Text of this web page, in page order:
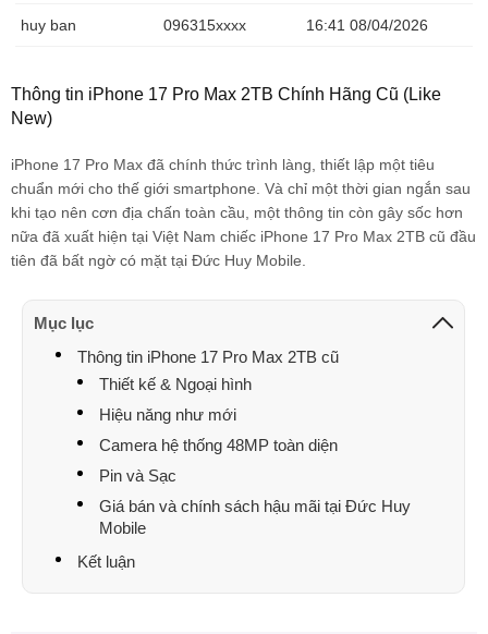
huy ban 096315xxxx 16:41 08/04/2026
Ma Văn Chính
Anh Huy 033997xxxx 15:27 08/04/2026
tân 037267xxxx 13:14 08/04/2026
Đức Anh
Nguyễn thị kim
093364xxxx 11:16 08/04/2026
039261xxxx
Ngọc Tuyền 039261xxxx
Ngọc Tuyền 039261xxxx 10:53 08/04/2026
Ngọc Tuyền
Thông tin iPhone 17 Pro Max 2TB Chính Hãng Cũ (Like
New)
iPhone 17 Pro Max đã chính thức trình làng, thiết lập một tiêu
chuẩn mới cho thế giới smartphone. Và chỉ một thời gian ngắn sau
khi tạo nên cơn địa chấn toàn cầu, một thông tin còn gây sốc hơn
nữa đã xuất hiện tại Việt Nam chiếc iPhone 17 Pro Max 2TB cũ đầu
tiên đã bất ngờ có mặt tại Đức Huy Mobile.
Mục lục
Thông tin iPhone 17 Pro Max 2TB cũ
Thiết kế & Ngoại hình
Hiệu năng như mới
Camera hệ thống 48MP toàn diện
Pin và Sạc
Giá bán và chính sách hậu mãi tại Đức Huy
Mobile
Kết luận